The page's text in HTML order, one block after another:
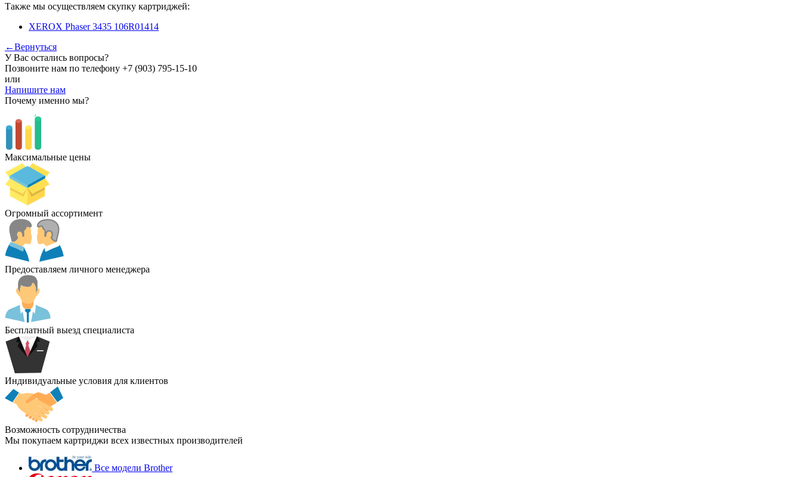
Также мы осуществляем скупку картриджей:
XEROX Phaser 3435 106R01414
←Вернуться
У Вас остались вопросы?
Позвоните нам по телефону +7 (903) 795-15-10
или
Напишите нам
Почему именно мы?
Максимальные цены
Огромный ассортимент
Предоставляем личного менеджера
Бесплатный выезд специалиста
Индивидуальные условия для клиентов
Возможность сотрудничества
Мы покупаем картриджи всех известных производителей
Все модели Brother